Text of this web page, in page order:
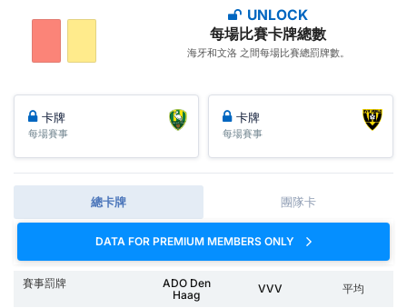
UNLOCK
每場比賽卡牌總數
海牙和文洛 之間每場比賽總罰牌數。
卡牌
每場賽事
卡牌
每場賽事
總卡牌 團隊卡
DATA FOR PREMIUM MEMBERS ONLY
賽事罰牌
ADO Den
Haag
VVV 平均